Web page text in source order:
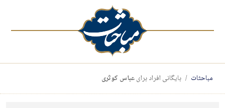
مباحثات بایگانی افراد برایعباس کوثری